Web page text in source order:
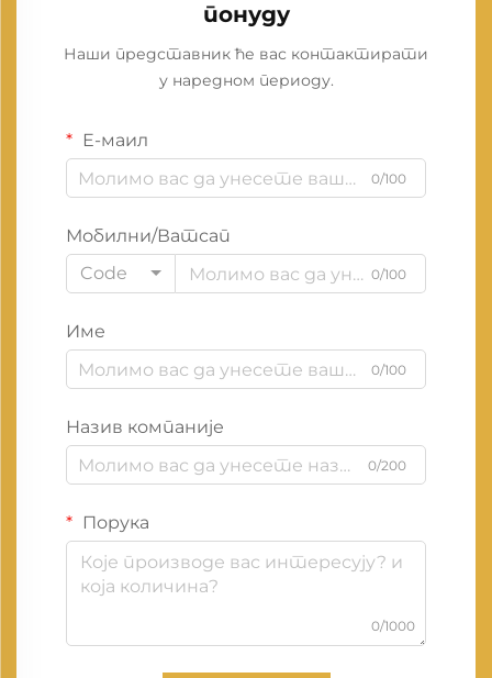
понуду
Наши представник ће вас контактирати
у наредном периоду.
Е-маил
0/100
Мобилни/Ватсап
Code
0/100
Име
0/100
Назив компаније
0/200
Порука
0/1000